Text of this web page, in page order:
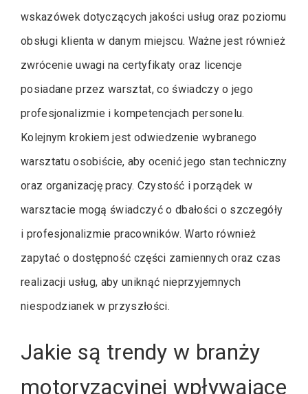
wskazówek dotyczących jakości usług oraz poziomu
obsługi klienta w danym miejscu. Ważne jest również
zwrócenie uwagi na certyfikaty oraz licencje
posiadane przez warsztat, co świadczy o jego
profesjonalizmie i kompetencjach personelu.
Kolejnym krokiem jest odwiedzenie wybranego
warsztatu osobiście, aby ocenić jego stan techniczny
oraz organizację pracy. Czystość i porządek w
warsztacie mogą świadczyć o dbałości o szczegóły
i profesjonalizmie pracowników. Warto również
zapytać o dostępność części zamiennych oraz czas
realizacji usług, aby uniknąć nieprzyjemnych
niespodzianek w przyszłości.
Jakie są trendy w branży
motoryzacyjnej wpływające